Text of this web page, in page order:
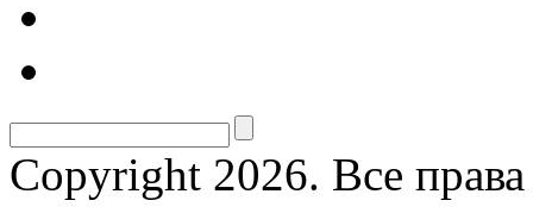
Copyright 2026. Все